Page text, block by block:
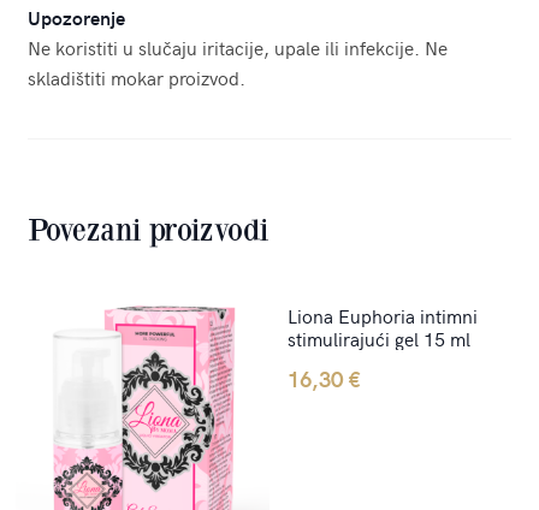
Upozorenje
Ne koristiti u slučaju iritacije, upale ili infekcije. Ne
skladištiti mokar proizvod.
Povezani proizvodi
Liona Euphoria intimni
stimulirajući gel 15 ml
16,30€